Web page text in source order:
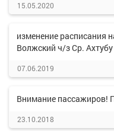
15.05.2020
изменение расписания
Волжский ч/з Ср. Ахтубу
07.06.2019
Внимание пассажиров!
23.10.2018